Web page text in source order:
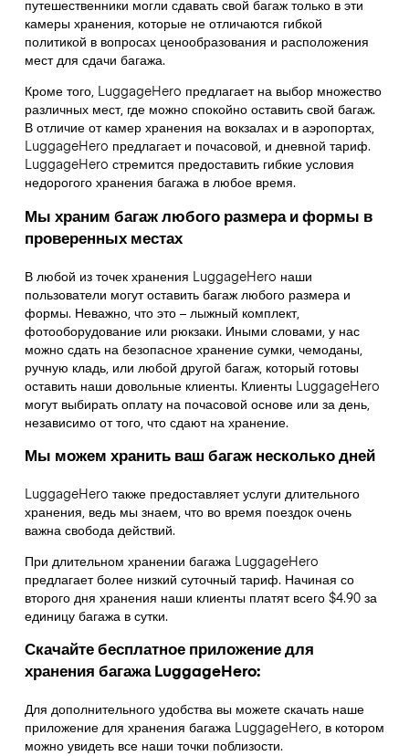
путешественники могли сдавать свой багаж только в эти
камеры хранения, которые не отличаются гибкой
политикой в вопросах ценообразования и расположения
мест для сдачи багажа.
Кроме того, LuggageHero предлагает на выбор множество
различных мест, где можно спокойно оставить свой багаж.
В отличие от камер хранения на вокзалах и в аэропортах,
LuggageHero предлагает и почасовой, и дневной тариф.
LuggageHero стремится предоставить гибкие условия
недорогого хранения багажа в любое время.
Мы храним багаж любого размера и формы в
проверенных местах
В любой из точек хранения LuggageHero наши
пользователи могут оставить багаж любого размера и
формы. Неважно, что это – лыжный комплект,
фотооборудование или рюкзаки. Иными словами, у нас
можно сдать на безопасное хранение сумки, чемоданы,
ручную кладь, или любой другой багаж, который готовы
оставить наши довольные клиенты. Клиенты LuggageHero
могут выбирать оплату на почасовой основе или за день,
независимо от того, что сдают на хранение.
Мы можем хранить ваш багаж несколько дней
LuggageHero также предоставляет услуги длительного
хранения, ведь мы знаем, что во время поездок очень
важна свобода действий.
При длительном хранении багажа LuggageHero
предлагает более низкий суточный тариф. Начиная со
второго дня хранения наши клиенты платят всего $4.90 за
единицу багажа в сутки.
Скачайте бесплатное приложение для
хранения багажа LuggageHero:
Для дополнительного удобства вы можете скачать наше
приложение для хранения багажа LuggageHero, в котором
можно увидеть все наши точки поблизости.